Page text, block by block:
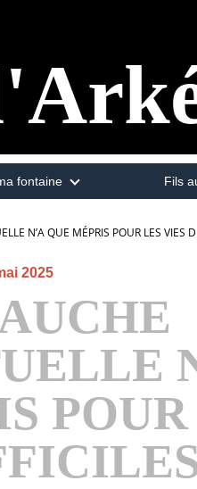
fontaine Fils
N’A QUE MÉPRIS POUR LES VIES
2025